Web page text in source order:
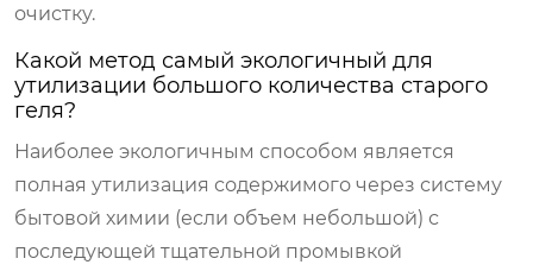
очистку.
Какой метод самый экологичный для
утилизации большого количества старого
геля?
Наиболее экологичным способом является
полная утилизация содержимого через систему
бытовой химии (если объем небольшой) с
последующей тщательной промывкой